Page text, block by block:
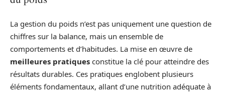
La gestion du poids n’est pas uniquement une question de
chiffres sur la balance, mais un ensemble de
comportements et d’habitudes. La mise en œuvre de
meilleures pratiques constitue la clé pour atteindre des
résultats durables. Ces pratiques englobent plusieurs
éléments fondamentaux, allant d’une nutrition adéquate à